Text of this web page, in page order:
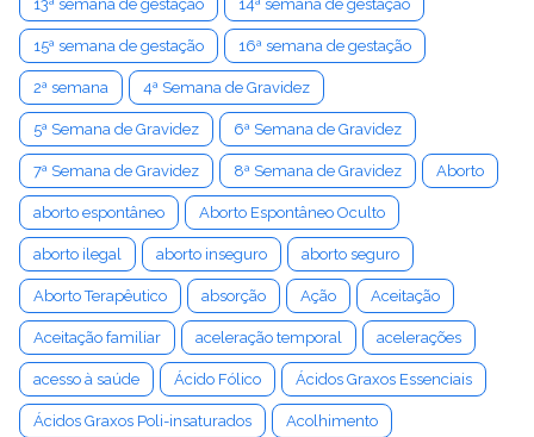
13ª semana de gestação 14ª semana de gestação
15ª semana de gestação 16ª semana de gestação
2ª semana 4ª Semana de Gravidez
5ª Semana de Gravidez 6ª Semana de Gravidez
7ª Semana de Gravidez 8ª Semana de Gravidez Aborto
aborto espontâneo Aborto Espontâneo Oculto
aborto ilegal aborto inseguro aborto seguro
Aborto Terapêutico absorção Ação Aceitação
Aceitação familiar aceleração temporal acelerações
acesso à saúde Ácido Fólico Ácidos Graxos Essenciais
Ácidos Graxos Poli-insaturados Acolhimento